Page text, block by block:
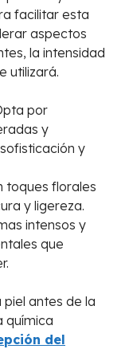
facilitar esta
aspectos
la intensidad
utilizará.
por
y
y
toques florales
y ligereza.
intensos y
que
antes de la
química
del